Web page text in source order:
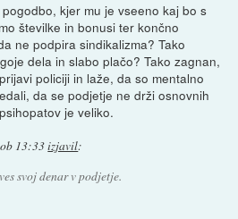
kjer mu je vseeno kaj bo s
številke in bonusi ter končno
ne podpira sindikalizma? Tako
dela in slabo plačo? Tako zagnan,
policiji in laže, da so mentalno
da se podjetje ne drži osnovnih
je veliko.
13:33izjavil:
svoj denar v podjetje.